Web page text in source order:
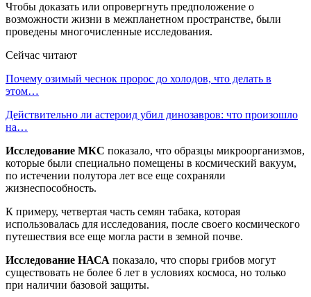
Чтобы доказать или опровергнуть предположение о
возможности жизни в межпланетном пространстве, были
проведены многочисленные исследования.
Сейчас читают
Почему озимый чеснок пророс до холодов, что делать в
этом…
Действительно ли астероид убил динозавров: что произошло
на…
Исследование МКС показало, что образцы микроорганизмов,
которые были специально помещены в космический вакуум,
по истечении полутора лет все еще сохраняли
жизнеспособность.
К примеру, четвертая часть семян табака, которая
использовалась для исследования, после своего космического
путешествия все еще могла расти в земной почве.
Исследование НАСА показало, что споры грибов могут
существовать не более 6 лет в условиях космоса, но только
при наличии базовой защиты.